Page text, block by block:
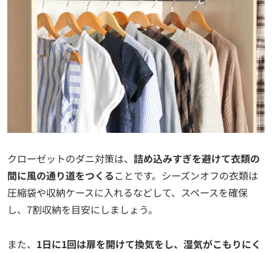
クローゼットのダニ対策は、 詰め込みすぎを避けて衣類の
間に風の通り道をつくることです。シーズンオフの衣類は
圧縮袋や収納ケースに入れるなどして、スペースを確保
し、7割収納を目安にしましょう。
また、 1日に1回は扉を開けて換気をし、湿気がこもりにく